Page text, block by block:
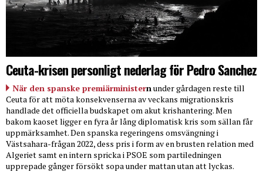
Ceuta-krisen personligt nederlag för Pedro Sanchez
När den spanske premiärministernunder gårdagen reste till
Ceuta för att möta konsekvenserna av veckans migrationskris
handlade det officiella budskapet om akut krishantering. Men
bakom kaoset ligger en fyra år lång diplomatisk kris som sällan får
uppmärksamhet. Den spanska regeringens omsvängning i
Västsahara-frågan 2022, dess pris i form av en brusten relation med
Algeriet samt en intern spricka i PSOE som partiledningen
upprepade gånger försökt sopa under mattan utan att lyckas.